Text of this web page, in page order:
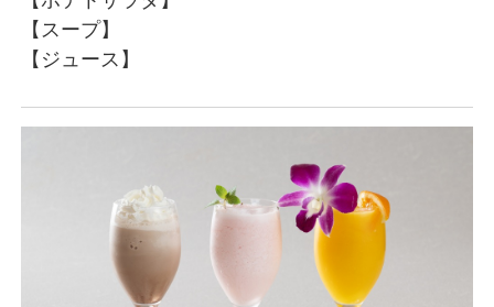
【スープ】
【ジュース】